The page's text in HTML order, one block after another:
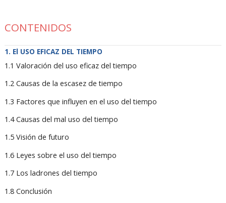
CONTENIDOS
El USO EFICAZ DEL TIEMPO
1.1 Valoración del uso eficaz del tiempo
1.2 Causas de la escasez de tiempo
1.3 Factores que influyen en el uso del tiempo
1.4 Causas del mal uso del tiempo
1.5 Visión de futuro
1.6 Leyes sobre el uso del tiempo
1.7 Los ladrones del tiempo
1.8 Conclusión